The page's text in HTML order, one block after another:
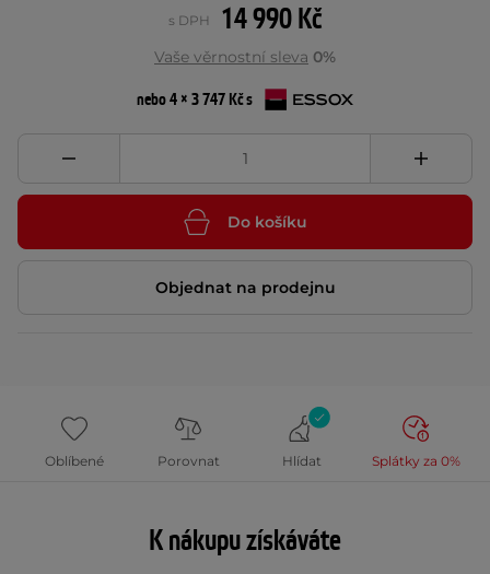
14 990 Kč
s DPH
Vaše věrnostní sleva 0%
nebo 4 × 3 747 Kč s
Do košíku
Objednat na prodejnu
Oblíbené Porovnat Hlídat Splátky za 0%
K nákupu získáváte